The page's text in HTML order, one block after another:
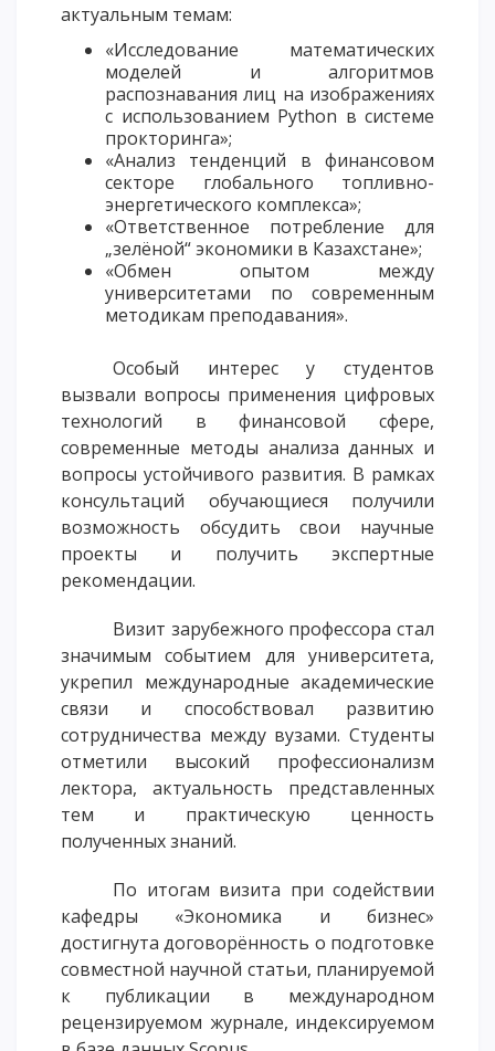
актуальным темам:
«Исследование математических
моделей и алгоритмов
распознавания лиц на изображениях
с использованием Python в системе
прокторинга»;
«Анализ тенденций в финансовом
секторе глобального топливно-
энергетического комплекса»;
«Ответственное потребление для
„зелёной“ экономики в Казахстане»;
«Обмен опытом между
университетами по современным
методикам преподавания».
Особый интерес у студентов
вызвали вопросы применения цифровых
технологий в финансовой сфере,
современные методы анализа данных и
вопросы устойчивого развития. В рамках
консультаций обучающиеся получили
возможность обсудить свои научные
проекты и получить экспертные
рекомендации.
Визит зарубежного профессора стал
значимым событием для университета,
укрепил международные академические
связи и способствовал развитию
сотрудничества между вузами. Студенты
отметили высокий профессионализм
лектора, актуальность представленных
тем и практическую ценность
полученных знаний.
По итогам визита при содействии
кафедры «Экономика и бизнес»
достигнута договорённость о подготовке
совместной научной статьи, планируемой
к публикации в международном
рецензируемом журнале, индексируемом